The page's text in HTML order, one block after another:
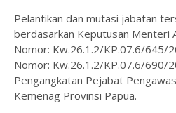
Pelantikan dan mutasi jabatan
berdasarkan Keputusan Menteri
Nomor: Kw.26.1.2/KP.07.6/645/
Nomor: Kw.26.1.2/KP.07.6/690/
Pengangkatan Pejabat
Kemenag Provinsi Papua.